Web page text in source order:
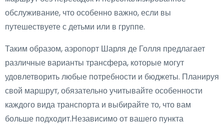
обслуживание, что особенно важно, если вы
путешествуете с детьми или в группе.
Таким образом, аэропорт Шарля де Голля предлагает
различные варианты трансфера, которые могут
удовлетворить любые потребности и бюджеты. Планируя
свой маршрут, обязательно учитывайте особенности
каждого вида транспорта и выбирайте то, что вам
больше подходит.Независимо от вашего пункта